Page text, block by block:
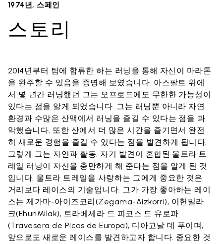
1974년, 스페인
스토리
2014년부터 팀에 합류한 하는 러닝을 통해 자신이 마라톤
을 완주할 수 있음을 증명해 보였습니다. 아스팔트 위에
서 몇 년간 러닝했던 그는 오프로드에도 무한한 가능성이
있다는 점을 알게 되었습니다. 그는 러닝뿐 아니라 자연
환경과 수많은 산맥에서 러닝을 즐길 수 있다는 점을 파
악했습니다. 또한 산에서 더 많은 시간을 즐기면서 완전
히 새로운 경험을 즐길 수 있다는 점을 발견하게 됩니다.
그렇게 그는 자연과 활동, 자기 발견이 혼합된 울트라 트
레일 러닝이 자신을 충만하게 해 준다는 점을 알게 된 것
입니다. 울트라 트레일을 사랑하는 그에게 중요한 것은
거리보다 레이스의 기술입니다. 그가 가장 좋아하는 레이
스는 제가마-아이즈코리(Zegama-Aizkorri), 이헌밀라
크(EhunMilak), 트라베세라 드 피코스 드 유로파
(Travesera de Picos de Europa), 디아고날 데 푸이며,
앞으로도 새로운 레이스를 발견하고자 합니다. 중요한 것